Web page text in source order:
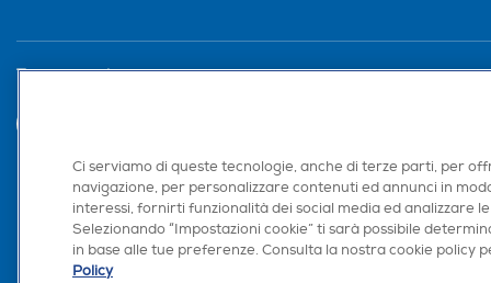
Trova negozio
Ci serviamo di queste tecnologie, anche di terze parti, per
navigazione, per personalizzare contenuti ed annunci in
interessi, fornirti funzionalità dei social media ed analizzare
Selezionando “Impostazioni cookie” ti sarà possibile
in base alle tue preferenze. Consulta la nostra cookie policy
Policy